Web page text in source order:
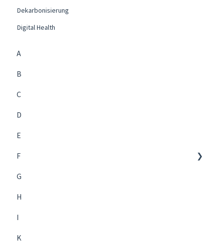
Dekarbonisierung
Digital Health
A
B
C
D
E
F
G
H
I
K